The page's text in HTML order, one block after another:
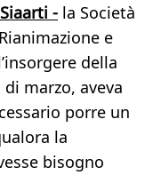
Siaarti - la Società
e
della
marzo, aveva
porre un
la
bisogno